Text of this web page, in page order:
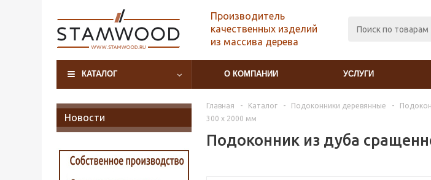
Производитель
качественных изделий
из массива дерева
КАТАЛОГ О КОМПАНИИ УСЛУГИ
Новости
Главная - Каталог - Подоконники деревянные -
300 х 2000 мм
Подоконник из дуба